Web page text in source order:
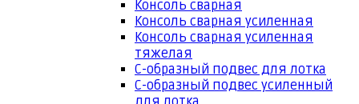
Консоль сварная
Консоль сварная усиленная
Консоль сварная усиленная
тяжелая
С-образный подвес для лотка
С-образный подвес усиленный